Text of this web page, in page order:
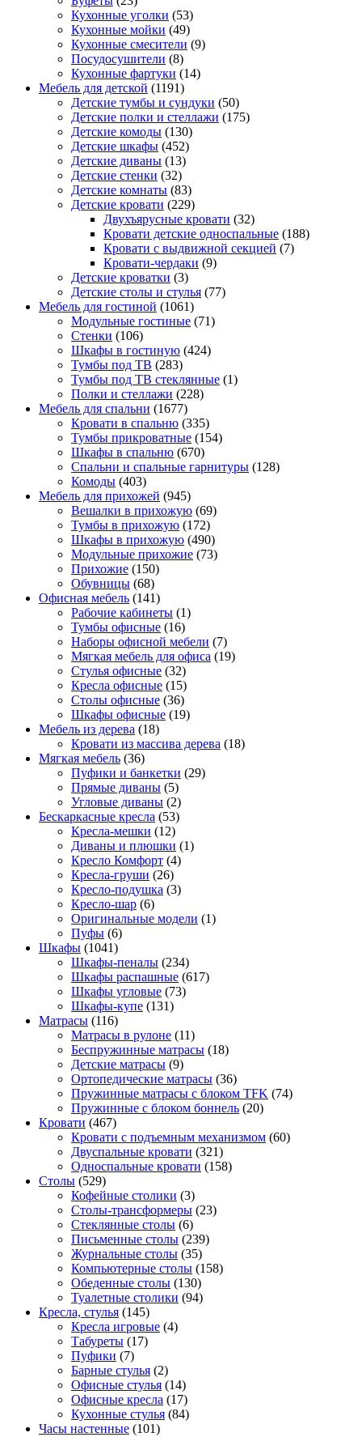
Кухонные уголки (53)
Кухонные мойки (49)
Кухонные смесители (9)
Посудосушители (8)
Кухонные фартуки (14)
Мебель для детской (1191)
Детские тумбы и сундуки (50)
Детские полки и стеллажи (175)
Детские комоды (130)
Детские шкафы (452)
Детские диваны (13)
Детские стенки (32)
Детские комнаты (83)
Детские кровати (229)
Двухъярусные кровати (32)
Кровати детские односпальные (188)
Кровати с выдвижной секцией (7)
Кровати-чердаки (9)
Детские кроватки (3)
Детские столы и стулья (77)
Мебель для гостиной (1061)
Модульные гостиные (71)
Стенки (106)
Шкафы в гостиную (424)
Тумбы под ТВ (283)
Тумбы под ТВ стеклянные (1)
Полки и стеллажи (228)
Мебель для спальни (1677)
Кровати в спальню (335)
Тумбы прикроватные (154)
Шкафы в спальню (670)
Спальни и спальные гарнитуры (128)
Комоды (403)
Мебель для прихожей (945)
Вешалки в прихожую (69)
Тумбы в прихожую (172)
Шкафы в прихожую (490)
Модульные прихожие (73)
Прихожие (150)
Обувницы (68)
Офисная мебель (141)
Рабочие кабинеты (1)
Тумбы офисные (16)
Наборы офисной мебели (7)
Мягкая мебель для офиса (19)
Стулья офисные (32)
Кресла офисные (15)
Столы офисные (36)
Шкафы офисные (19)
Мебель из дерева (18)
Кровати из массива дерева (18)
Мягкая мебель (36)
Пуфики и банкетки (29)
Прямые диваны (5)
Угловые диваны (2)
Бескаркасные кресла (53)
Кресла-мешки (12)
Диваны и плюшки (1)
Кресло Комфорт (4)
Кресла-груши (26)
Кресло-подушка (3)
Кресло-шар (6)
Оригинальные модели (1)
Пуфы (6)
Шкафы (1041)
Шкафы-пеналы (234)
Шкафы распашные (617)
Шкафы угловые (73)
Шкафы-купе (131)
Матрасы (116)
Матрасы в рулоне (11)
Беспружинные матрасы (18)
Детские матрасы (9)
Ортопедические матрасы (36)
Пружинные матрасы с блоком TFK (74)
Пружинные с блоком боннель (20)
Кровати (467)
Кровати с подъемным механизмом (60)
Двуспальные кровати (321)
Односпальные кровати (158)
Столы (529)
Кофейные столики (3)
Столы-трансформеры (23)
Стеклянные столы (6)
Письменные столы (239)
Журнальные столы (35)
Компьютерные столы (158)
Обеденные столы (130)
Туалетные столики (94)
Кресла, стулья (145)
Кресла игровые (4)
Табуреты (17)
Пуфики (7)
Барные стулья (2)
Офисные стулья (14)
Офисные кресла (17)
Кухонные стулья (84)
Часы настенные (101)